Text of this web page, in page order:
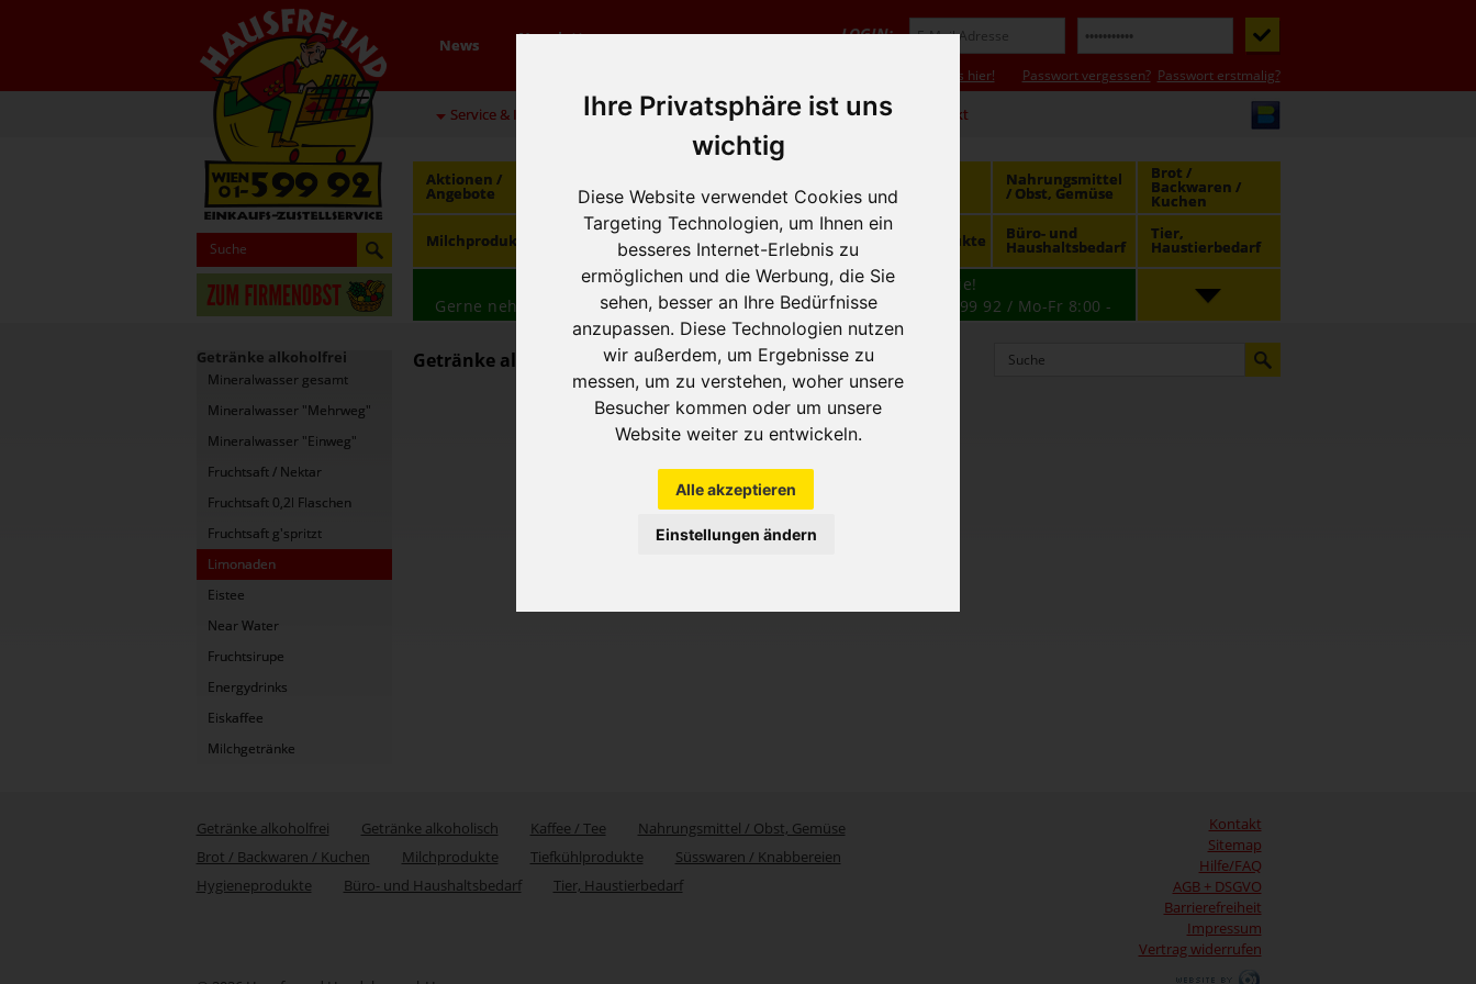
Ihre Privatsphäre ist uns
wichtig
Diese Website verwendet Cookies und
Targeting Technologien, um Ihnen ein
besseres Internet-Erlebnis zu
ermöglichen und die Werbung, die Sie
sehen, besser an Ihre Bedürfnisse
anzupassen. Diese Technologien nutzen
wir außerdem, um Ergebnisse zu
messen, um zu verstehen, woher unsere
Besucher kommen oder um unsere
Website weiter zu entwickeln.
Alle akzeptieren
Einstellungen ändern
News Newsletter LOGIN:
Neukunde? Infos hier! Passwort vergessen? Passwort erstmalig?
Service & Infos 01 / 599 92 office@hausfreund.at Kontakt
Aktionen /
Angebote alkoholfrei alkoholisch Kaffee / Tee Nahrungsmittel
/ Obst, Gemüse
Brot /
Backwaren /
Kuchen
Milchprodukte
Tiefkühlprodukte Süsswaren /
Knabbereien Hygieneprodukte Büro- und
Haushaltsbedarf
Tier,
Haustierbedarf
Wir haben freie und zeitnahe Liefertermine für Sie!
Gerne nehmen wir IhreBESTELLUNGauch TELEFONISCH
auf: 01 599 92 / Mo-Fr 8:00 -
16:30
Getränke alkoholfrei
Mineralwasser gesamt
Mineralwasser "Mehrweg"
Mineralwasser "Einweg"
Fruchtsaft / Nektar
Fruchtsaft 0,2l Flaschen
Fruchtsaft g'spritzt
Limonaden
Eistee
Near Water
Fruchtsirupe
Energydrinks
Eiskaffee
Milchgetränke
Getränke alkoholfrei - Limonaden
Getränke alkoholfrei Getränke alkoholisch Kaffee / Tee
Nahrungsmittel / Obst, Gemüse
Brot / Backwaren / Kuchen
Milchprodukte Tiefkühlprodukte
Süsswaren / Knabbereien
Hygieneprodukte
Büro- und Haushaltsbedarf Tier, Haustierbedarf
Kontakt
Sitemap
Hilfe/FAQ
AGB + DSGVO
Barrierefreiheit
Impressum
Vertrag widerrufen